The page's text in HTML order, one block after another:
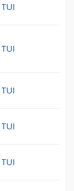
TUI
TUI
TUI
TUI
TUI